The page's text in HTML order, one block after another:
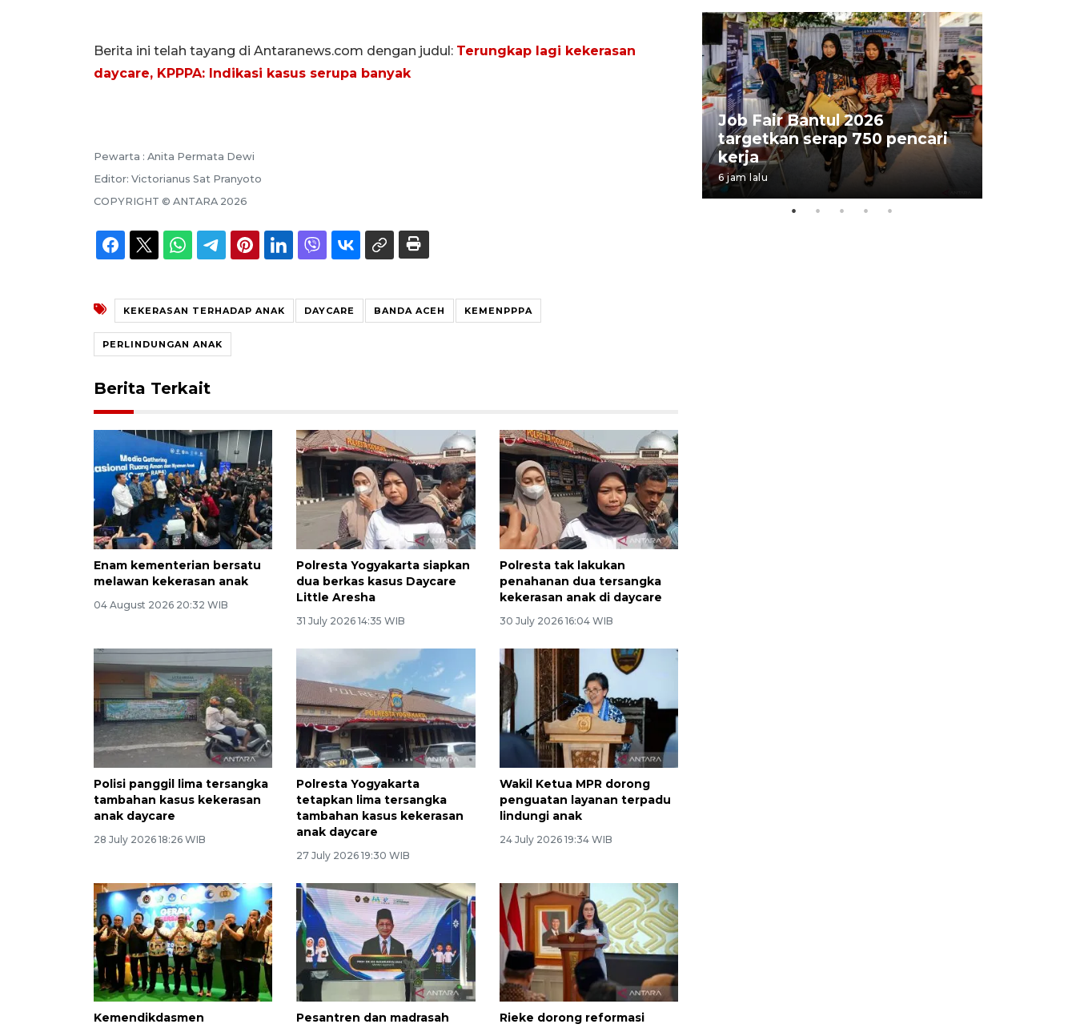
Berita ini telah tayang di Antaranews.com dengan judul: Terungkap lagi kekerasan
daycare, KPPPA: Indikasi kasus serupa banyak
Pewarta : Anita Permata Dewi
Editor: Victorianus Sat Pranyoto
COPYRIGHT © ANTARA 2026
KEKERASAN TERHADAP ANAK DAYCARE BANDA ACEH KEMENPPPA
PERLINDUNGAN ANAK
Berita Terkait
Enam kementerian bersatu
melawan kekerasan anak
04 August 2026 20:32 WIB
Polresta Yogyakarta siapkan
dua berkas kasus Daycare
Little Aresha
31 July 2026 14:35 WIB
Polresta tak lakukan
penahanan dua tersangka
kekerasan anak di daycare
30 July 2026 16:04 WIB
Polisi panggil lima tersangka
tambahan kasus kekerasan
anak daycare
28 July 2026 18:26 WIB
Polresta Yogyakarta
tetapkan lima tersangka
tambahan kasus kekerasan
anak daycare
27 July 2026 19:30 WIB
Wakil Ketua MPR dorong
penguatan layanan terpadu
lindungi anak
24 July 2026 19:34 WIB
Kemendikdasmen
Pesantren dan madrasah
Rieke dorong reformasi
Job Fair Bantul 2026
targetkan serap 750 pencari
kerja
6 jam lalu